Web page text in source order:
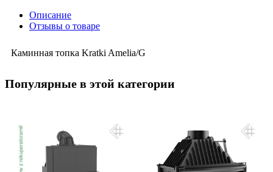
Описание
Отзывы о товаре
Каминная топка Kratki Amelia/G
Популярные в этой категории